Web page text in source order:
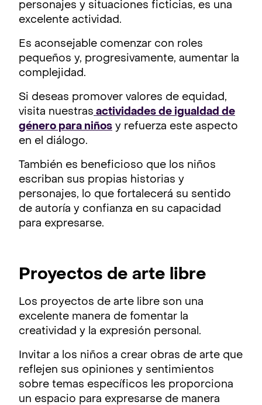
personajes y situaciones ficticias, es una
excelente actividad.
Es aconsejable comenzar con roles
pequeños y, progresivamente, aumentar la
complejidad.
Si deseas promover valores de equidad,
visita nuestras actividades de igualdad de
género para niños y refuerza este aspecto
en el diálogo.
También es beneficioso que los niños
escriban sus propias historias y
personajes, lo que fortalecerá su sentido
de autoría y confianza en su capacidad
para expresarse.
Proyectos de arte libre
Los proyectos de arte libre son una
excelente manera de fomentar la
creatividad y la expresión personal.
Invitar a los niños a crear obras de arte que
reflejen sus opiniones y sentimientos
sobre temas específicos les proporciona
un espacio para expresarse de manera